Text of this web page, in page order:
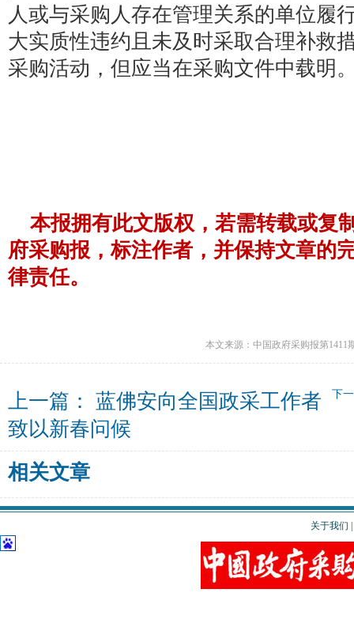
人或与采购人存在管理关系的单位履
大实质性违约且未及时采取合理补救
采购活动，但应当在采购文件中载明
本报拥有此文版权，若需转载或复
府采购报，标注作者，并保持文章的
律责任。
本文来源：中国政府采购报第1411
下
上一篇： 蓝佛安向全国政采工作者
致以新春问候
相关文章
关于我们